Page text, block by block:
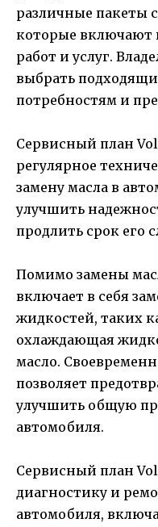
различные пакеты
которые включают
работ и услуг.
выбрать
потребностям и
Сервисный план
регулярное
замену масла в
улучшить
продлить срок его
Помимо замены
включает в себя
жидкостей, таких
охлаждающая
масло.
позволяет
улучшить общую
автомобиля.
Сервисный план
диагностику и
автомобиля,